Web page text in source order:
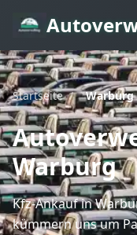
Startseite / Warburg
Warburg
Kfz-Ankaufin
kümmern uns um